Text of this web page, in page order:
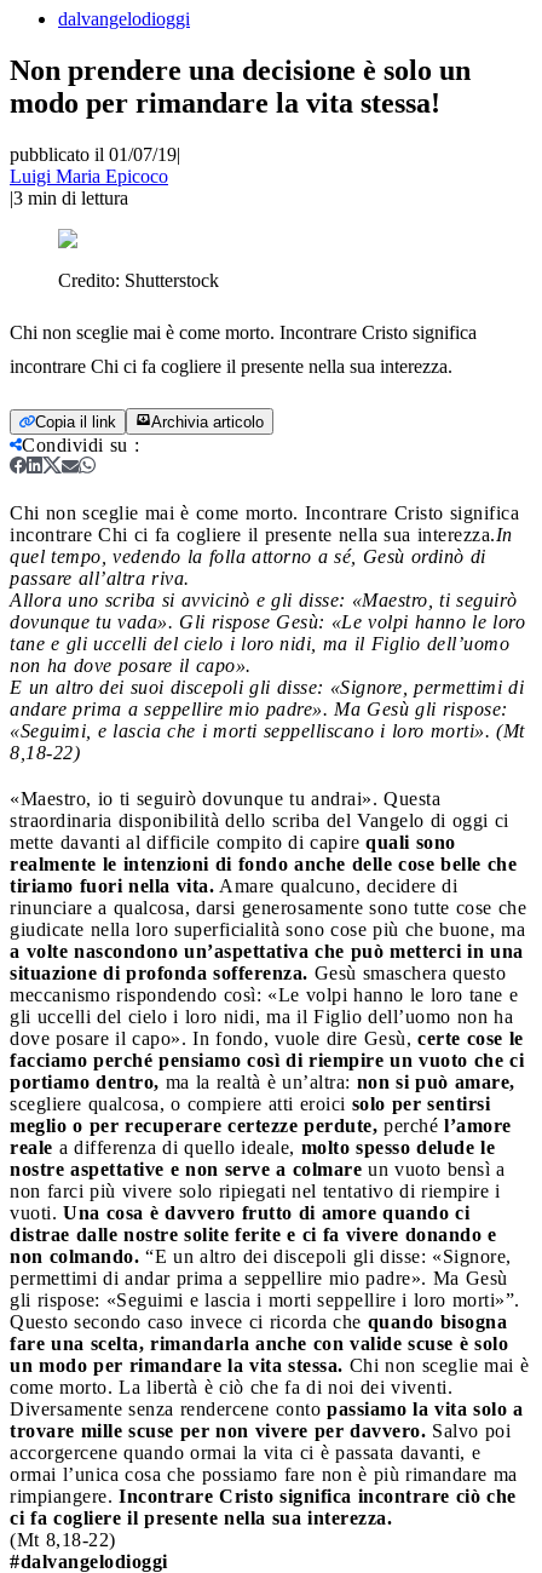
dalvangelodioggi
Non prendere una decisione è solo un
modo per rimandare la vita stessa!
pubblicato il 01/07/19|
Luigi Maria Epicoco
|3 min di lettura
Credito: Shutterstock
Chi non sceglie mai è come morto. Incontrare Cristo significa
incontrare Chi ci fa cogliere il presente nella sua interezza.
Copia il link Archivia articolo
Condividi su :
Chi non sceglie mai è come morto. Incontrare Cristo significa
incontrare Chi ci fa cogliere il presente nella sua interezza.In
quel tempo, vedendo la folla attorno a sé, Gesù ordinò di
passare all’altra riva.
Allora uno scriba si avvicinò e gli disse: «Maestro, ti seguirò
dovunque tu vada». Gli rispose Gesù: «Le volpi hanno le loro
tane e gli uccelli del cielo i loro nidi, ma il Figlio dell’uomo
non ha dove posare il capo».
E un altro dei suoi discepoli gli disse: «Signore, permettimi di
andare prima a seppellire mio padre». Ma Gesù gli rispose:
«Seguimi, e lascia che i morti seppelliscano i loro morti». (Mt
8,18-22)
«Maestro, io ti seguirò dovunque tu andrai». Questa
straordinaria disponibilità dello scriba del Vangelo di oggi ci
mette davanti al difficile compito di capire quali sono
realmente le intenzioni di fondo anche delle cose belle che
tiriamo fuori nella vita. Amare qualcuno, decidere di
rinunciare a qualcosa, darsi generosamente sono tutte cose che
giudicate nella loro superficialità sono cose più che buone, ma
a volte nascondono un’aspettativa che può metterci in una
situazione di profonda sofferenza. Gesù smaschera questo
meccanismo rispondendo così: «Le volpi hanno le loro tane e
gli uccelli del cielo i loro nidi, ma il Figlio dell’uomo non ha
dove posare il capo». In fondo, vuole dire Gesù, certe cose le
facciamo perché pensiamo così di riempire un vuoto che ci
portiamo dentro, ma la realtà è un’altra: non si può amare,
scegliere qualcosa, o compiere atti eroici solo per sentirsi
meglio o per recuperare certezze perdute, perché l’amore
reale a differenza di quello ideale, molto spesso delude le
nostre aspettative e non serve a colmare un vuoto bensì a
non farci più vivere solo ripiegati nel tentativo di riempire i
vuoti. Una cosa è davvero frutto di amore quando ci
distrae dalle nostre solite ferite e ci fa vivere donando e
non colmando. “E un altro dei discepoli gli disse: «Signore,
permettimi di andar prima a seppellire mio padre». Ma Gesù
gli rispose: «Seguimi e lascia i morti seppellire i loro morti»”.
Questo secondo caso invece ci ricorda che quando bisogna
fare una scelta, rimandarla anche con valide scuse è solo
un modo per rimandare la vita stessa. Chi non sceglie mai è
come morto. La libertà è ciò che fa di noi dei viventi.
Diversamente senza rendercene conto passiamo la vita solo a
trovare mille scuse per non vivere per davvero. Salvo poi
accorgercene quando ormai la vita ci è passata davanti, e
ormai l’unica cosa che possiamo fare non è più rimandare ma
rimpiangere. Incontrare Cristo significa incontrare ciò che
ci fa cogliere il presente nella sua interezza.
(Mt 8,18-22)
#dalvangelodioggi